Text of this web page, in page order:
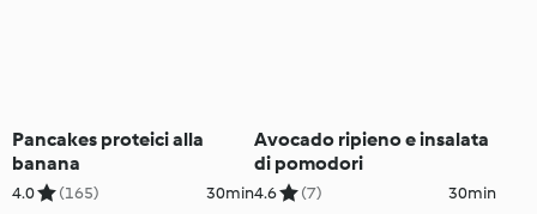
Pancakes proteici alla
banana
4.0 (165) 30min
Avocado ripieno e insalata
di pomodori
4.6 (7) 30min